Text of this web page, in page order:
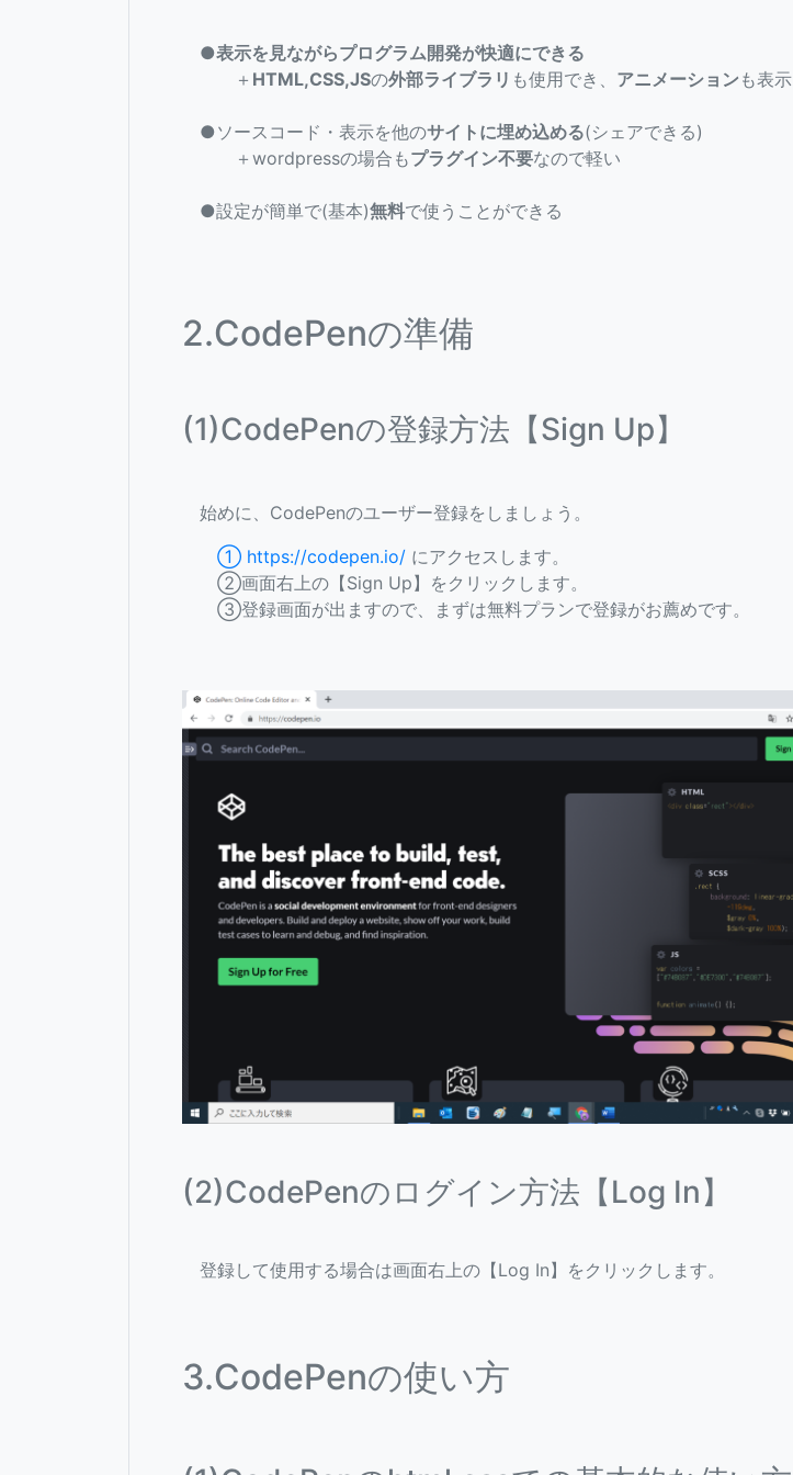
●表示を見ながらプログラム開発が快適にできる
＋ HTML,CSS,JSの外部ライブラリ も使用でき、 アニメーション も表示
●ソースコード・表示を他のサイトに埋め込める(シェアできる)
＋wordpressの場合もプラグイン不要なので軽い
●設定が簡単で(基本)無料で使うことができる
2.CodePenの準備
(1)CodePenの登録方法【Sign Up】
始めに、CodePenのユーザー登録をしましょう。
① https://codepen.io/ にアクセスします。
②画面右上の【Sign Up】をクリックします。
③登録画面が出ますので、まずは無料プランで登録がお薦めです。
(2)CodePenのログイン方法【Log In】
登録して使用する場合は画面右上の【Log In】をクリックします。
3.CodePenの使い方